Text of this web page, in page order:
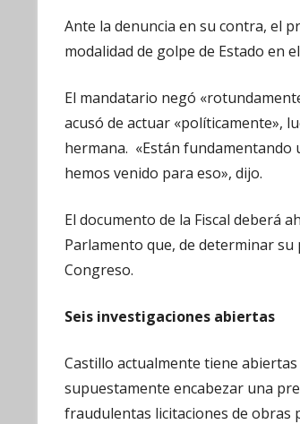
Ante la denuncia en su contra, el
modalidad de golpe de Estado en
El mandatario negó
acusó de actuar «políticamente»,
hermana. «Están fundamentando
hemos venido para eso», dijo.
El documento de la Fiscal deberá
Parlamento que, de determinar
Congreso.
Seis investigaciones abiertas
Castillo actualmente tiene
supuestamente encabezar una
fraudulentas licitaciones de obras